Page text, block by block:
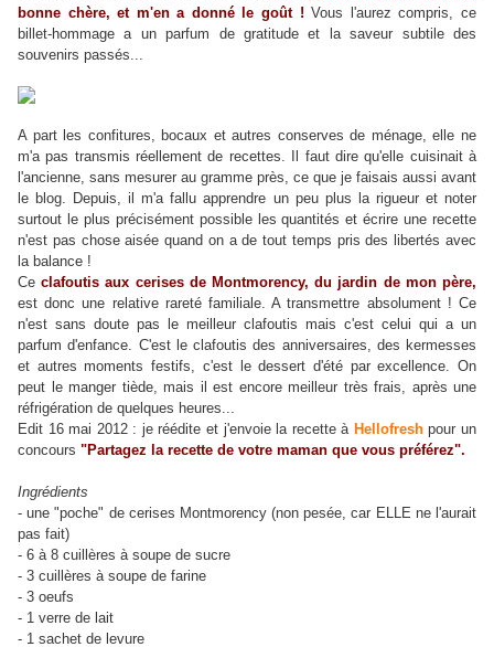
bonne chère, et m'en a donné le goût ! Vous l'aurez compris, ce
billet-hommage a un parfum de gratitude et la saveur subtile des
souvenirs passés...
A part les confitures, bocaux et autres conserves de ménage, elle ne
m'a pas transmis réellement de recettes. Il faut dire qu'elle cuisinait à
l'ancienne, sans mesurer au gramme près, ce que je faisais aussi avant
le blog. Depuis, il m'a fallu apprendre un peu plus la rigueur et noter
surtout le plus précisément possible les quantités et écrire une recette
n'est pas chose aisée quand on a de tout temps pris des libertés avec
la balance !
Ceclafoutis aux cerises de Montmorency, du jardin de mon père,
est donc une relative rareté familiale. A transmettre absolument ! Ce
n'est sans doute pas le meilleur clafoutis mais c'est celui qui a un
parfum d'enfance. C'est le clafoutis des anniversaires, des kermesses
et autres moments festifs, c'est le dessert d'été par excellence. On
peut le manger tiède, mais il est encore meilleur très frais, après une
réfrigération de quelques heures...
Edit 16 mai 2012 : je réédite et j'envoie la recette à Hellofreshpour un
concours "Partagez la recette de votre maman que vous préférez".
Ingrédients
- une "poche" de cerises Montmorency (non pesée, car ELLE ne l'aurait
pas fait)
- 6 à 8 cuillères à soupe de sucre
- 3 cuillères à soupe de farine
- 3 oeufs
- 1 verre de lait
- 1 sachet de levure